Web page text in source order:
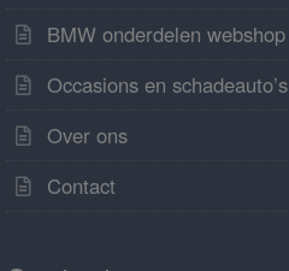
BMW onderdelen webshop
Occasions en schadeauto’s
Over ons
Contact